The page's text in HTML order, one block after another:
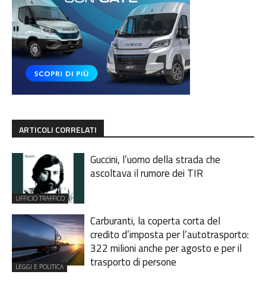
ARTICOLI CORRELATI
UFFICIO TRAFFICO
Guccini, l’uomo della strada che
ascoltava il rumore dei TIR
LEGGI E POLITICA
Carburanti, la coperta corta del
credito d’imposta per l’autotrasporto:
322 milioni anche per agosto e per il
trasporto di persone